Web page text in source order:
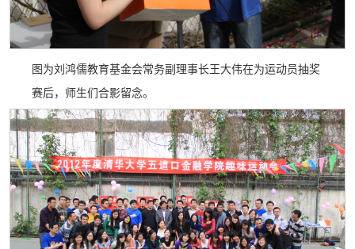
图为刘鸿儒教育基金会常务副理事长王大伟在为运动员抽奖
赛后，师生们合影留念。